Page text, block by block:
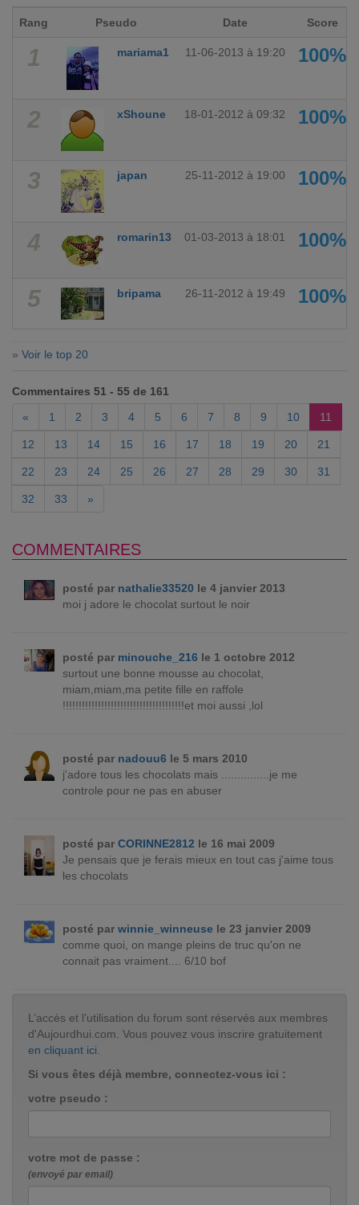
Rang Pseudo Date Score
1 mariama1 11-06-2013 à 19:20 100%
2 xShoune 18-01-2012 à 09:32 100%
3 japan 25-11-2012 à 19:00 100%
4 romarin13 01-03-2013 à 18:01 100%
5 bripama 26-11-2012 à 19:49 100%
» Voir le top 20
Commentaires 51 - 55 de 161
«
1 2 3 4 5 6 7 8 9 10 11
12 13 14 15 16 17 18 19 20 21
22 23 24 25 26 27 28 29 30 31
32 33 »
COMMENTAIRES
posté par nathalie33520 le 4 janvier 2013
moi j adore le chocolat surtout le noir
posté par minouche_216 le 1 octobre 2012
surtout une bonne mousse au chocolat,
miam,miam,ma petite fille en raffole
!!!!!!!!!!!!!!!!!!!!!!!!!!!!!!!!!!!!!!et moi aussi ,lol
posté par nadouu6 le 5 mars 2010
j'adore tous les chocolats mais ...............je me
controle pour ne pas en abuser
posté par CORINNE2812 le 16 mai 2009
Je pensais que je ferais mieux en tout cas j'aime tous
les chocolats
posté par winnie_winneusele 23 janvier 2009
comme quoi, on mange pleins de truc qu'on ne
connait pas vraiment.... 6/10 bof
L’accès et l’utilisation du forum sont réservés aux membres
d'Aujourdhui.com. Vous pouvez vous inscrire gratuitement
en cliquant ici
Si vous êtes déjà membre, connectez-vous ici :
votre pseudo :
votre mot de passe :
(envoyé par email)